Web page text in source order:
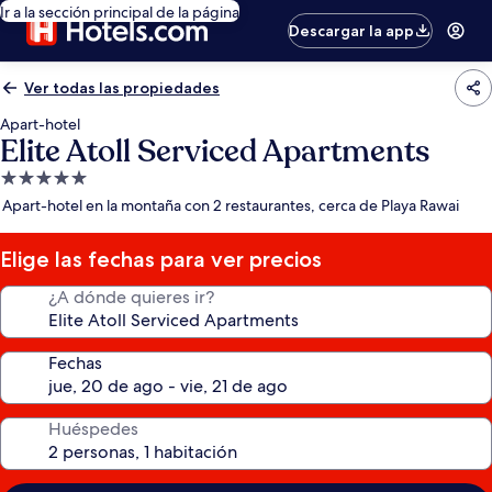
Ir a la sección principal de la página
Descargar la app
Ver todas las propiedades
Apart-hotel
Elite Atoll Serviced Apartments
Propiedad
de
estrellas
Apart-hotel en la montaña con 2 restaurantes, cerca de Playa Rawai
Elige las fechas para ver precios
¿A dónde quieres ir?
Fechas
Huéspedes